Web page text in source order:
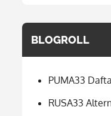
BLOGROLL
PUMA33
RUSA33